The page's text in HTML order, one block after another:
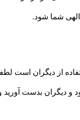
الهی شما شود.
از دیگران است
بدست آورید و